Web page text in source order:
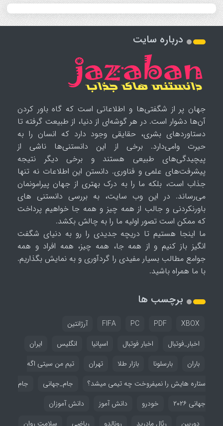
درباره سایت
جهان پر از شگفتی‌ها و اطلاعاتی است که گاه باور کردن
آن‌ها دشوار است. در هر گوشه‌ای از دنیا، از طبیعت گرفته تا
دستاوردهای بشری، حقایقی وجود دارد که انسان را به
حیرت وامی‌دارد. برخی از این دانستنی‌ها ناشی از
پیچیدگی‌های طبیعی هستند و برخی دیگر نتیجه
پیشرفت‌های علمی و فناوری. دانستن این اطلاعات نه تنها
جذاب است، بلکه ما را به درک بهتری از جهان پیرامونمان
می‌رساند. در این وب سایت، به بررسی دانستنی های
باورنکردنی و جالب از همه چیز و همه جا خواهیم پرداخت
که ممکن است تصور اولیه ما را به چالش بکشد.
ما اینجا هستیم تا دریچه جدیدی را رو به دنیای شگفت
انگیز باز کنیم و از همه جا، همه چیز، همه افراد و همه
جوامع مطالب بسیار مفیدی را گردآوری و به نمایش بگذاریم.
با ما همراه باشید.
برچسب ها
FIFA PC PDF XBOX
آرژانتین
اخبار_فوتبال
اخبار فوتبال اسپانیا انگلیس
ایران
باران
بارسلونا بازار طلا تهران
تیم من سیتی اگه
ستاره هایش را نمیفروخت چه تیمی میشد؟
جام_جهانی
جام
جهانی ۲۰۲۶
خودرو دانش آموز
دانش آموزان
دوربین
رئال مادرید رونالدو ریاضی سلامت روان